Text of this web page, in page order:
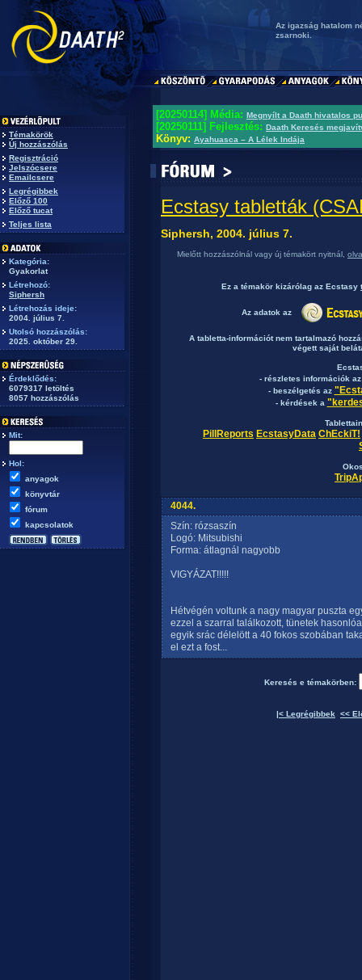
Az igazság hatalom
zsarnoki.
Témakörök
Új hozzászólás
Regisztráció
Jelszócsere
Emailcsere
Legrégibbek
Előző 100
Előző tucat
Teljes lista
Kategória:
Gyakorlat
Létrehozó:
Siphersh
Létrehozás ideje:
2004. július 7.
Utolsó hozzászólás:
2025. október 29.
Érdeklődés:
6079317 letöltés
8057 hozzászólás
Mit:
Hol:
anyagok
könyvtár
fórum
kapcsolatok
[20250114] Média: Megnyílt a Daath hivatalos
[20250111] Fejlesztés: Daath Keresés
Könyv: Ayahuasca – A Lélek Indája
Ecstasy tabletták
Siphersh, 2004. július 7.
Mielőtt hozzászólnál vagy új témakört nyitnál,
Ez a témakör kizárólag az Ecstasy
Az adatok az
A tabletta-információt nem tartalmazó
végett saját
- részletes információk
- beszélgetés az
- kérdések a
PillReports EcstasyData ChEckiT!
4044.
Szín: rózsaszín
Logó: Mitsubishi
Forma: átlagnál nagyobb
VIGYÁZAT!!!!!
Hétvégén voltunk a nagy magyar puszta
ezzel a szarral találkozott, tünetek
egyik srác délelött a 40 fokos szobában
el ezt a fost...
Keresés e témakörben:
|< Legrégibbek <<